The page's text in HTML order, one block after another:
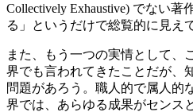
Collectively Exhaustive) でない
る」というだけで総覧的に見え
また、もう一つの実情として、
界でも言われてきたことだが、
問題があろう。職人的で属人的
界では、あらゆる成果がセンス